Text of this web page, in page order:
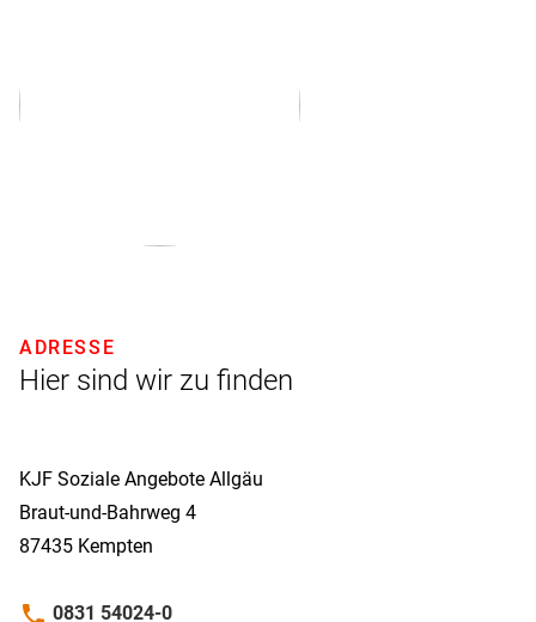
Hier sind wir zu finden
ADRESSE
KJF Soziale Angebote Allgäu
Braut-und-Bahrweg 4
87435 Kempten
phone 0831 54024-0